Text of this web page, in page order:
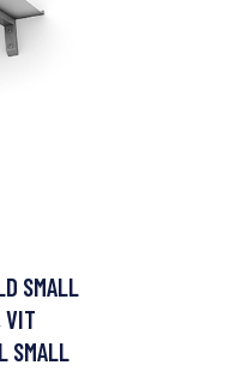
SMALL
VIT
SMALL